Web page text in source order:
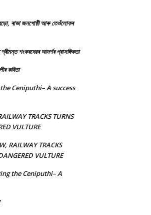
ৰাভা জনগোষ্ঠী আৰু তেওঁলোকৰ
শংকৰদেৱৰ আদৰ্শৰ প্ৰাসঙ্গিকতা
কবিতা
Ceniputhi– A success
TRACKS TURNS
VULTURE
RAILWAY TRACKS
VULTURE
the Ceniputhi– A